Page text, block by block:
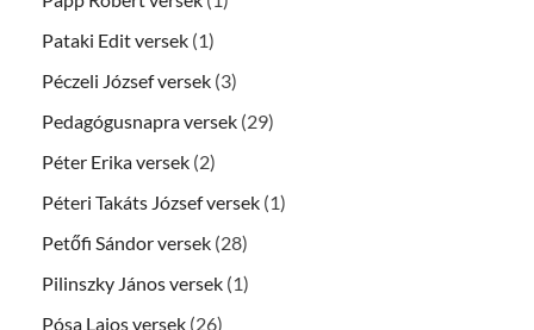
Pataki Edit versek (1)
Péczeli József versek (3)
Pedagógusnapra versek (29)
Péter Erika versek (2)
Péteri Takáts József versek (1)
Petőfi Sándor versek (28)
Pilinszky János versek (1)
Pósa Lajos versek (26)